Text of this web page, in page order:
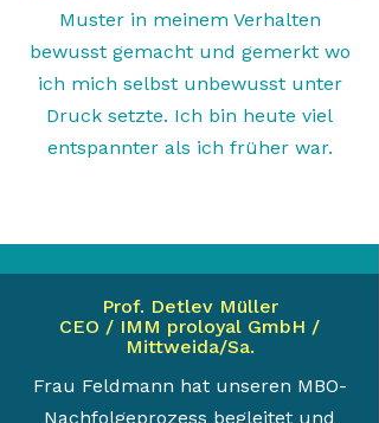
Muster in meinem Verhalten
bewusst gemacht und gemerkt wo
ich mich selbst unbewusst unter
Druck setzte. Ich bin heute viel
entspannter als ich früher war.
Prof. Detlev Müller
CEO / IMM proloyal GmbH /
Mittweida/Sa.
Frau Feldmann hat unseren MBO-
Nachfolgeprozess begleitet und